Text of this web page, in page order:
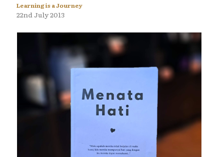
Learning is a Journey
22nd July 2013